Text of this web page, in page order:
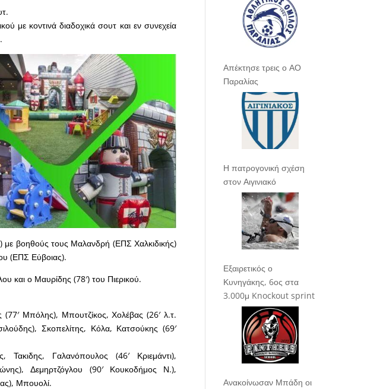
με κοντινά διαδοχικά σουτ και εν συνεχεία
με βοηθούς τους Μαλανδρή (ΕΠΣ Χαλκιδικής)
(ΕΠΣ Εύβοιας).
και ο Μαυρίδης (78′) του Πιερικού.
(77′ Μπόλης), Μπουτζίκος, Χολέβας (26′ λ.τ.
Σκοπελίτης, Κόλα, Κατσούκης (69′
Τακιδης, Γαλανόπουλος (46′ Κριεμάντι),
Δεμηρτζόγλου (90′ Κουκοδήμος Ν.),
Μπουολί.
Απέκτησε τρεις ο ΑΟ
Παραλίας
Η πατρογονική σχέση
στον Αιγινιακό
Εξαιρετικός ο
Κυνηγάκης, 6ος στα
3.000μ Knockout sprint
Ανακοίνωσαν Μπάδη οι